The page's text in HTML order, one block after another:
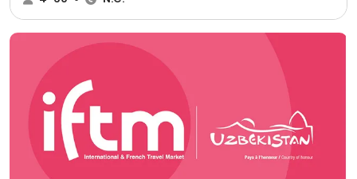
accompagnerons pour vous conseiller, vous aider, vous soulager pour que